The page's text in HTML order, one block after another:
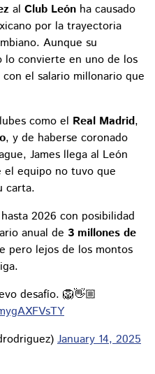
al Club León ha causado
por la trayectoria
Aunque su
lo convierte en uno de los
el salario millonario que
como el Real Madrid,
, y de haberse coronado
James llega al León
el equipo no tuvo que
carta.
2026 con posibilidad
anual de 3 millones de
pero lejos de los montos
desafío. 🦁👋🏼
January 14, 2025